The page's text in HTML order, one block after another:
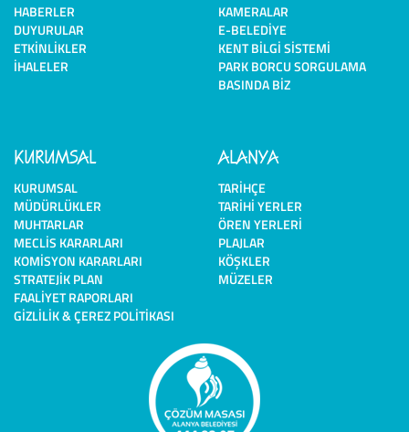
HABERLER
DUYURULAR
ETKINLIKLER
İHALELER
KAMERALAR
E-BELEDIYE
KENT BILGI SISTEMI
PARK BORCU SORGULAMA
BASINDA BIZ
KURUMSAL
KURUMSAL
MÜDÜRLÜKLER
MUHTARLAR
MECLIS KARARLARI
KOMISYON KARARLARI
STRATEJIK PLAN
FAALIYET RAPORLARI
GIZLILIK & ÇEREZ POLITIKASI
ALANYA
TARIHÇE
TARIHI YERLER
ÖREN YERLERI
PLAJLAR
KÖŞKLER
MÜZELER